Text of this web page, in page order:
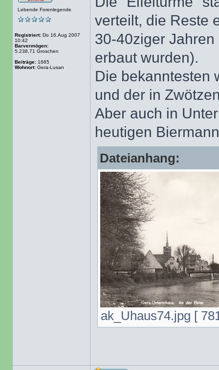
Lebende Forenlegende
Registriert: Do 16.Aug 2007
10:42
Barvermögen:
5.238,71 Groschen
Beiträge: 1665
Wohnort: Gera-Lusan
verteilt, die Reste
30-40ziger
erbaut wurden).
Die bekanntesten
und der in
Aber auch in
heutigen
Dateianhang:
ak_Uhaus74.jpg [